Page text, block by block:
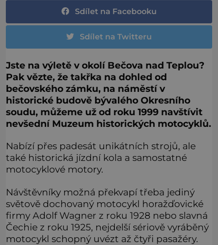
Sdílet na Facebooku
Sdílet na Twitteru
Jste na výletě v okolí Bečova nad Teplou?
Pak vězte, že takřka na dohled od
bečovského zámku, na náměstí v
historické budově bývalého Okresního
soudu, můžeme už od roku 1999 navštívit
nevšední Muzeum historických motocyklů.
Nabízí přes padesát unikátních strojů, ale
také historická jízdní kola a samostatné
motocyklové motory.
Návštěvníky možná překvapí třeba jediný
světově dochovaný motocykl horažďovické
firmy Adolf Wagner z roku 1928 nebo slavná
Čechie z roku 1925, nejdelší sériově vyráběný
motocykl schopný uvézt až čtyři pasažéry.